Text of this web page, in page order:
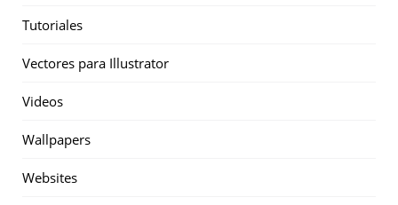
Tutoriales
Vectores para Illustrator
Videos
Wallpapers
Websites